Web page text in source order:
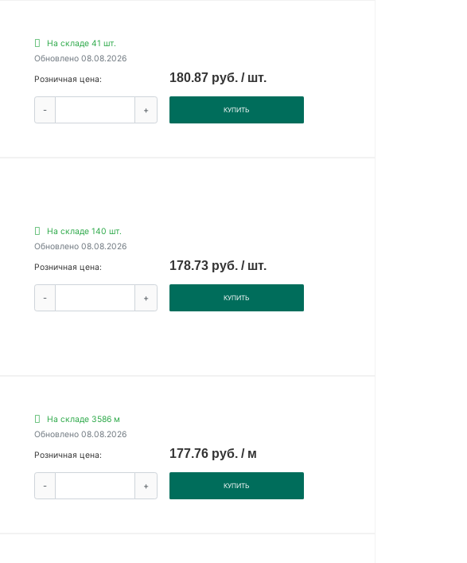
На складе 41 шт.
Обновлено 08.08.2026
Розничная цена:
180.87 руб. / шт.
- + КУПИТЬ
На складе 140 шт.
Обновлено 08.08.2026
Розничная цена:
178.73 руб. / шт.
- + КУПИТЬ
На складе 3586 м
Обновлено 08.08.2026
Розничная цена:
177.76 руб. / м
- + КУПИТЬ